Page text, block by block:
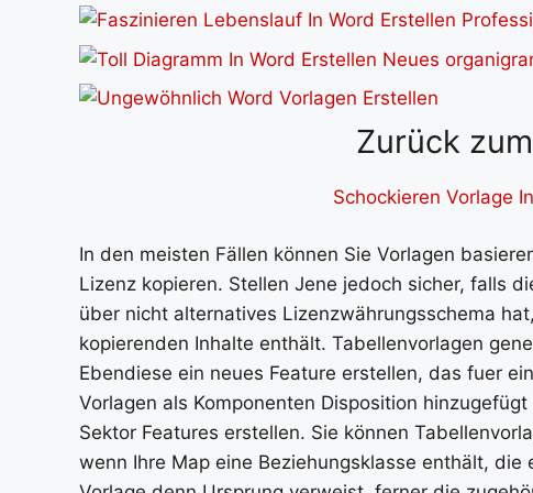
Zurück
Schockieren Vorlage
In den meisten Fällen können Sie Vorlagen
Lizenz kopieren. Stellen Jene jedoch sicher, falls
über nicht alternatives Lizenzwährungsschema
kopierenden Inhalte enthält. Tabellenvorlagen
Ebendiese ein neues Feature erstellen, das fuer
Vorlagen als Komponenten Disposition
Sektor Features erstellen. Sie können
wenn Ihre Map eine Beziehungsklasse enthält,